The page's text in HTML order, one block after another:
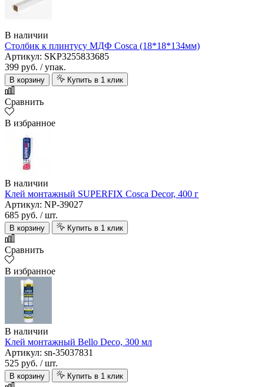
В наличии
Столбик к плинтусу МДФ Cosca (18*18*134мм)
Артикул: SKP3255833685
399 руб. / упак.
В корзину Купить в 1 клик
Сравнить
В избранное
В наличии
Клей монтажный SUPERFIX Cosca Decor, 400 г
Артикул: NP-39027
685 руб. / шт.
В корзину Купить в 1 клик
Сравнить
В избранное
В наличии
Клей монтажный Bello Deco, 300 мл
Артикул: sn-35037831
525 руб. / шт.
В корзину Купить в 1 клик